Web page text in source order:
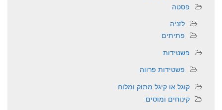
פסטה
לזניה
פתיתים
פשטידות
פשטידות פרווה
קוגל או קיגל מתוק ומלוח
קינוחים ומוסים